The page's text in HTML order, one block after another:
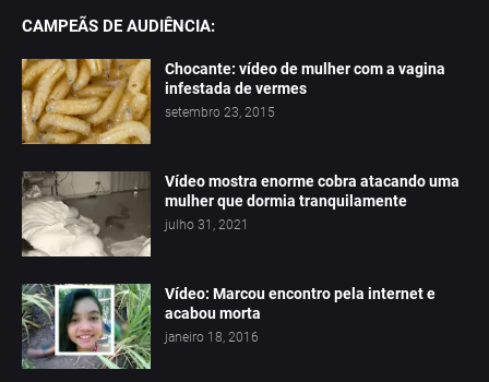
CAMPEÃS DE AUDIÊNCIA:
Chocante: vídeo de mulher com a vagina
infestada de vermes
setembro 23, 2015
Vídeo mostra enorme cobra atacando uma
mulher que dormia tranquilamente
julho 31, 2021
Vídeo: Marcou encontro pela internet e
acabou morta
janeiro 18, 2016